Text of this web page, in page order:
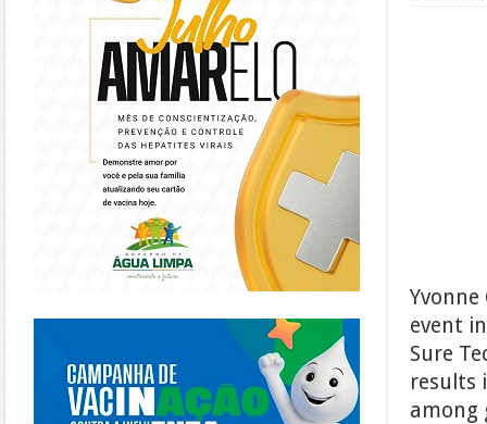
Yvonne
event
Sure
results
among
https://piracanjuba.go.gov.br/